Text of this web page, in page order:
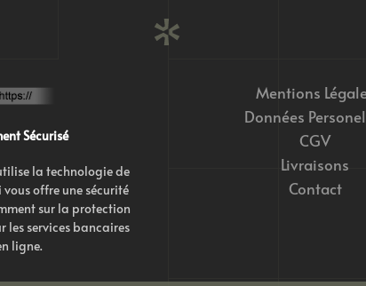
Sécurisé
la technologie de
vous offre une sécurité
sur la protection
les services bancaires
ligne.
Mentions
Données
CGV
Livraisons
Contact